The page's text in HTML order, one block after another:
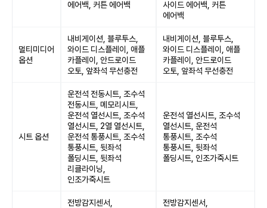
에어백, 커튼 에어백
사이드 에어백, 커튼
에어백
멀티미디어
옵션
내비게이션, 블루투스,
와이드 디스플레이, 애플
카플레이, 안드로이드
오토, 앞좌석 무선충전
내비게이션, 블루투스,
와이드 디스플레이, 애플
카플레이, 안드로이드
오토, 앞좌석 무선충전
시트 옵션
운전석 전동시트, 조수석
전동시트, 메모리시트,
운전석 열선시트, 조수석
열선시트, 2열 열선시트,
운전석 통풍시트, 조수석
통풍시트, 뒷좌석
폴딩시트, 뒷좌석
리클라이닝,
인조가죽시트
운전석 열선시트, 조수석
열선시트, 운전석
통풍시트, 조수석
통풍시트, 뒷좌석
폴딩시트, 인조가죽시트
전방감지센서,
전방감지센서,